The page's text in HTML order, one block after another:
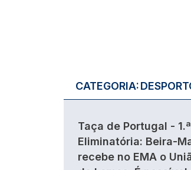
CATEGORIA:
Taça de Portugal - 1.ª
Eliminatória: Beira-
recebe no EMA o